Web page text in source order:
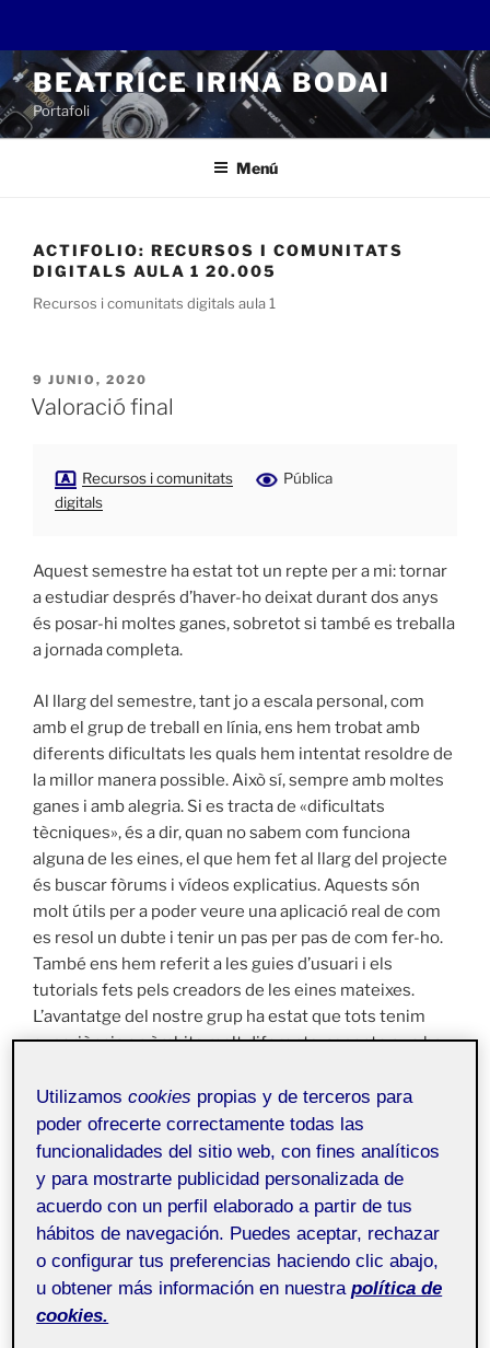
Saltar
al
contenido
BEATRICE IRINA BODAI
Portafoli
Menú
ACTIFOLIO: RECURSOS I COMUNITATS
DIGITALS AULA 1 20.005
Recursos i comunitats digitals aula 1
PUBLICADO
EL
9 JUNIO, 2020
Valoració final
Recursos i comunitats
digitals
Pública
Aquest semestre ha estat tot un repte per a mi: tornar
a estudiar després d’haver-ho deixat durant dos anys
és posar-hi moltes ganes, sobretot si també es treballa
a jornada completa.
Al llarg del semestre, tant jo a escala personal, com
amb el grup de treball en línia, ens hem trobat amb
diferents dificultats les quals hem intentat resoldre de
la millor manera possible. Això sí, sempre amb moltes
ganes i amb alegria. Si es tracta de «dificultats
tècniques», és a dir, quan no sabem com funciona
alguna de les eines, el que hem fet al llarg del projecte
és buscar fòrums i vídeos explicatius. Aquests són
molt útils per a poder veure una aplicació real de com
es resol un dubte i tenir un pas per pas de com fer-ho.
També ens hem referit a les guies d’usuari i els
tutorials fets pels creadors de les eines mateixes.
L’avantatge del nostre grup ha estat que tots tenim
experiència en àmbits molt diferents, aspecte que ha
tinguem facilitat per a entendre una eina millor i poder
ajudar els altres membres.
De totes les eines que hem anat fent servir durant el
semestre, la que més he après a fer servir i la que més
em sembla que ens ha ajudat és Google Drive. Google
Drive ens ha permès crear tots els redactats de
manera 100% col·laborativa i sense problemes,
especialment tenint en compte que no vivim en la
mateixa ciutat. Hangouts, aplicació de trucades vídeo
Utilizamoscookies propias y de terceros para
poder ofrecerte correctamente todas las
funcionalidades del sitio web, con fines analíticos
y para mostrarte publicidad personalizada de
acuerdo con un perfil elaborado a partir de tus
hábitos de navegación. Puedes aceptar, rechazar
o configurar tus preferencias haciendo clic abajo,
u obtener más información en nuestra política de
cookies.